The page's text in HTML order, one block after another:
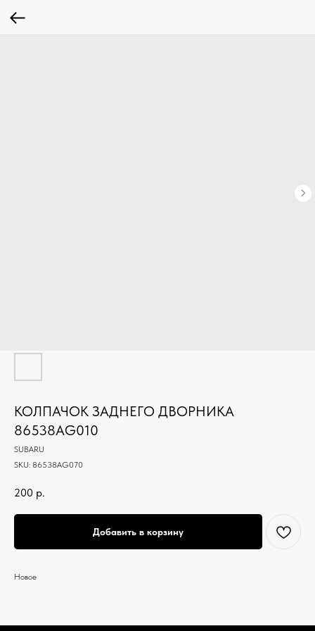
КОЛПАЧОК ЗАДНЕГО ДВОРНИКА
86538AG010
SUBARU
SKU: 86538AG070
200 р.
Добавить в корзину
Новое